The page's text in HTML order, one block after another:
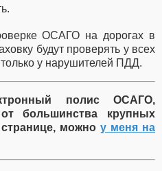
ОСАГО на дорогах в
будут проверять у всех
у нарушителей ПДД.
полис ОСАГО,
большинства крупных
можно у меня на